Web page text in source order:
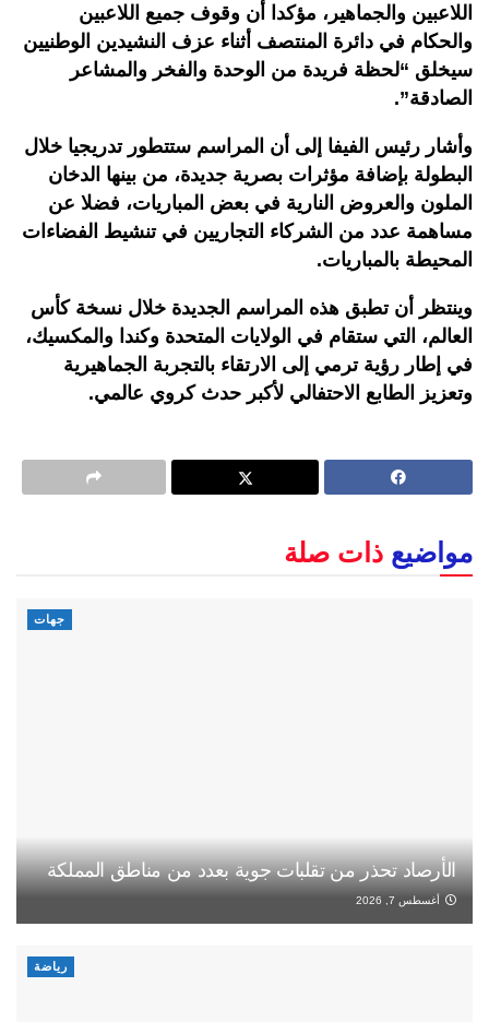
اللاعبين والجماهير، مؤكدا أن وقوف جميع اللاعبين
والحكام في دائرة المنتصف أثناء عزف النشيدين الوطنيين
سيخلق “لحظة فريدة من الوحدة والفخر والمشاعر
الصادقة”.
وأشار رئيس الفيفا إلى أن المراسم ستتطور تدريجيا خلال
البطولة بإضافة مؤثرات بصرية جديدة، من بينها الدخان
الملون والعروض النارية في بعض المباريات، فضلا عن
مساهمة عدد من الشركاء التجاريين في تنشيط الفضاءات
المحيطة بالمباريات.
وينتظر أن تطبق هذه المراسم الجديدة خلال نسخة كأس
العالم، التي ستقام في الولايات المتحدة وكندا والمكسيك،
في إطار رؤية ترمي إلى الارتقاء بالتجربة الجماهيرية
وتعزيز الطابع الاحتفالي لأكبر حدث كروي عالمي.
مواضيع ذات صلة
جهات
الأرصاد تحذر من تقلبات جوية بعدد من مناطق المملكة
أغسطس 7, 2026
رياضة